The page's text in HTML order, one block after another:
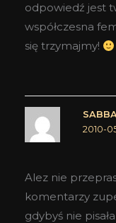
odpowiedź jest
współczesna
się trzymajmy!
2010-
Alez nie
komentarzy
gdybyś nie